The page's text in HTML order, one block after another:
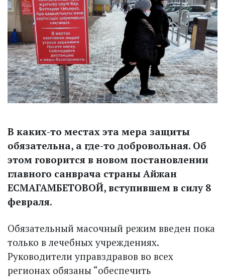
В каких-то местах эта мера защиты
обязательна, а где-то доб­ровольная. Об
этом говорится в новом постановлении
главного санврача страны Айжан
ЕСМАГАМБЕТОВОЙ, вступившем в силу 8
февраля.
Обязательный масочный режим введен пока
только в лечебных учреждениях.
Руководители управ­здравов во всех
регионах обязаны “обеспечить